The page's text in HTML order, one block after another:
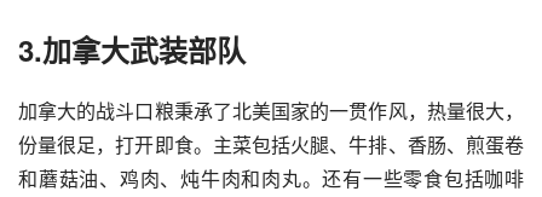
3.加拿大武装部队
加拿大的战斗口粮秉承了北美国家的一贯作风，热量很大，
份量很足，打开即食。主菜包括火腿、牛排、香肠、煎蛋卷
和蘑菇油、鸡肉、炖牛肉和肉丸。还有一些零食包括咖啡